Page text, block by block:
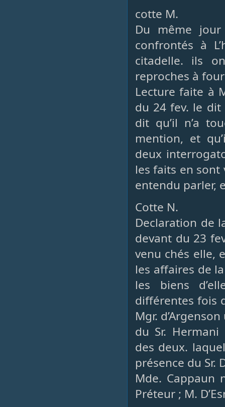
cotte M.
Du même
confrontés à
citadelle. ils
reproches à
Lecture faite à
du 24 fev. le
dit qu’il n’a
mention, et
deux
les faits en sont
entendu parler,
Cotte N.
Declaration de
devant du 23
venu chés elle,
les affaires de
les biens
différentes fois
Mgr.
du Sr.
des deux.
présence du Sr.
Mde. Cappaun
Préteur ; M.